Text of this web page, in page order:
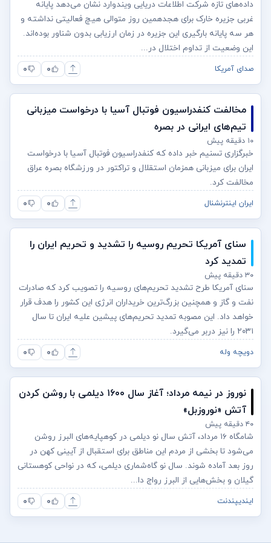
داده‌های تازه شرکت اطلاعات دریایی ویندوارد نشان می‌دهد پایانه
غربی جزیره خارک برای هجدهمین روز متوالی هیچ فعالیتی نداشته و
هر سه پایانه بارگیری این جزیره در زمان ارزیابی بدون شناور بوده‌اند.
این وضعیت از تداوم اختلال در...
صدای آمریکا ۰ ۰
مخالفت کنفدراسیون فوتبال آسیا با درخواست میزبانی
تیم‌های ایرانی در بصره
۱۰ دقیقه پیش
خبرگزاری تسنیم خبر داده که کنفدراسیون فوتبال آسیا با درخواست
ایران برای میزبانی همزمان استقلال و تراکتور در ورزشگاه بصره عراق
مخالفت کرد.
ایران اینترنشنال ۰ ۰
سنای آمریکا تحریم روسیه را تشدید و تحریم ایران را
تمدید کرد
۳۰ دقیقه پیش
سنای آمریکا طرح تشدید تحریم‌های روسیه را تصویب کرد که صادرات
نفت و گاز و همچنین بزرگ‌ترین خریداران انرژی این کشور را هدف قرار
خواهد داد. این مصوبه تمدید تحریم‌های پیشین علیه ایران تا سال
۲۰۳۱ را نیز دربر می‌گیرد.
دویچه وله ۰ ۰
نوروز در نیمه مرداد؛ آغاز سال ۱۶۰۰ دیلمی با روشن کردن
آتش «نوروزبل»
۴۰ دقیقه پیش
شامگاه ۱۶ مرداد، آتش سال نو دیلمی در کوهپایه‌های البرز روشن
می‌شود تا بخشی از مردم این مناطق برای استقبال از آیینی کهن در
روز بعد آماده شوند. سال نو گاه‌شماری دیلمی، که در نواحی کوهستانی
گیلان و بخش‌هایی از البرز رواج دا...
ایندیپندنت ۰ ۰